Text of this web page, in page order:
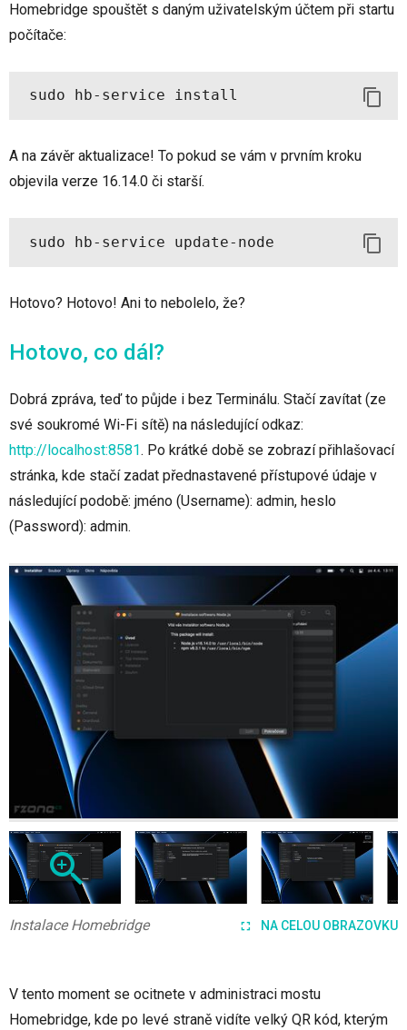
Homebridge spouštět s daným uživatelským účtem při startu
počítače:
sudo hb-service install
A na závěr aktualizace! To pokud se vám v prvním kroku
objevila verze 16.14.0 či starší.
sudo hb-service update-node
Hotovo? Hotovo! Ani to nebolelo, že?
Hotovo, co dál?
Dobrá zpráva, teď to půjde i bez Terminálu. Stačí zavítat (ze
své soukromé Wi-Fi sítě) na následující odkaz:
http://localhost:8581. Po krátké době se zobrazí přihlašovací
stránka, kde stačí zadat přednastavené přístupové údaje v
následující podobě: jméno (Username): admin, heslo
(Password): admin.
NA CELOU OBRAZOVKU
Instalace Homebridge
V tento moment se ocitnete v administraci mostu
Homebridge, kde po levé straně vidíte velký QR kód, kterým